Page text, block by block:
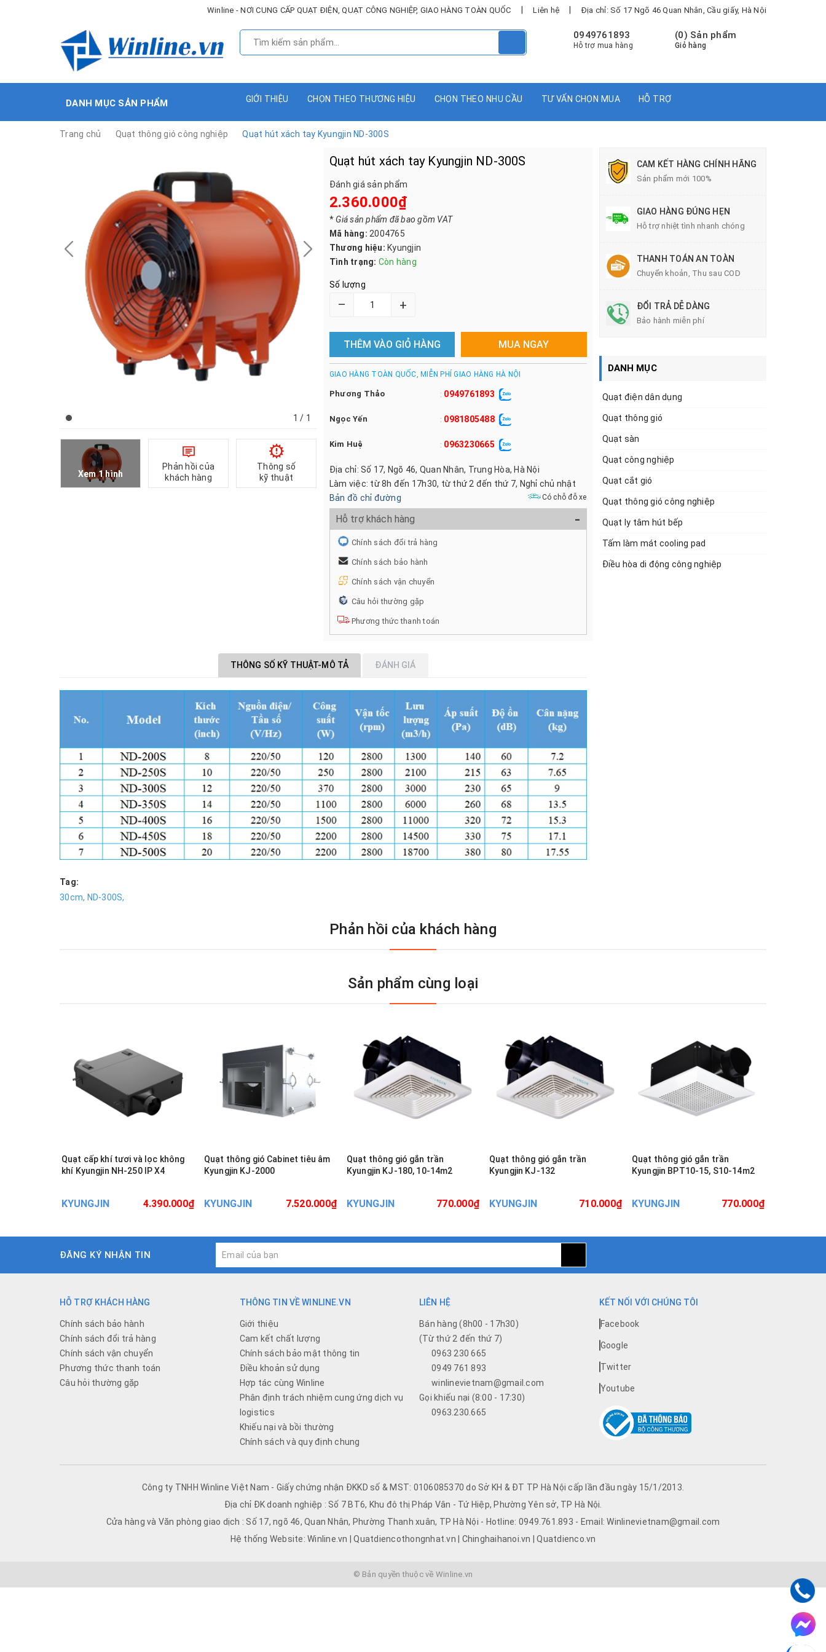
Winline - NƠI CUNG CẤP QUẠT ĐIỆN, QUẠT CÔNG NGHIỆP, GIAO HÀNG TOÀN QUỐC Liên hệ Địa chỉ: Số 17 Ngõ 46 Quan Nhân, Cầu giấy, Hà Nội
(0) Sản phẩm
Giỏ hàng
0949761893
Hỗ trợ mua hàng
DANH MỤC SẢN PHẨM GIỚI THIỆU CHỌN THEO THƯƠNG HIỆU CHỌN THEO NHU CẦU TƯ VẤN CHỌN MUA HỖ TRỢ
Trang chủ Quạt thông gió công nghiệp Quạt hút xách tay Kyungjin ND-300S
1 / 1
Xem 1 hình
Phản hồi của
khách hàng
Thông số
kỹ thuật
Quạt hút xách tay Kyungjin ND-300S
Đánh giá sản phẩm
2.360.000₫
*Giá sản phẩm đã bao gồm VAT
Mã hàng: 2004765
Thương hiệu: Kyungjin
Tình trạng: Còn hàng
Số lượng
– +
THÊM VÀO GIỎ HÀNG MUA NGAY
GIAO HÀNG TOÀN QUỐC, MIỄN PHÍ GIAO HÀNG HÀ NỘI
Phương Thảo : 0949761893
Ngọc Yến : 0981805488
Kim Huệ : 0963230665
Địa chỉ: Số 17, Ngõ 46, Quan Nhân, Trung Hòa, Hà Nội
Làm việc: từ 8h đến 17h30, từ thứ 2 đến thứ 7, Nghỉ chủ nhật
Bản đồ chỉ đường
Có chỗ đỗ xe
Hỗ trợ khách hàng -
Chính sách đổi trả hàng
Chính sách bảo hành
Chính sách vận chuyển
Câu hỏi thường gặp
Phương thức thanh toán
THÔNG SỐ KỸ THUẬT-MÔ TẢ ĐÁNH GIÁ
CAM KẾT HÀNG CHÍNH HÃNG
Sản phẩm mới 100%
GIAO HÀNG ĐÚNG HẸN
Hỗ trợ nhiệt tình nhanh chóng
THANH TOÁN AN TOÀN
Chuyển khoản, Thu sau COD
ĐỔI TRẢ DỄ DÀNG
Bảo hành miễn phí
DANH MỤC
Quạt điện dân dụng
Quạt thông gió
Quạt sàn
Quạt công nghiệp
Quạt cắt gió
Quạt thông gió công nghiệp
Quạt ly tâm hút bếp
Tấm làm mát cooling pad
Điều hòa di động công nghiệp
Tag:
30cm, ND-300S,
Phản hồi của khách hàng
Sản phẩm cùng loại
Quạt cấp khí tươi và lọc không
khí Kyungjin NH-250 IP X4
KYUNGJIN 4.390.000₫
Quạt thông gió Cabinet tiêu âm
Kyungjin KJ-2000
KYUNGJIN 7.520.000₫
Quạt thông gió gắn trần
Kyungjin KJ-180, 10-14m2
KYUNGJIN 770.000₫
Quạt thông gió gắn trần
Kyungjin KJ-132
KYUNGJIN 710.000₫
Quạt thông gió gắn trần
Kyungjin BPT10-15, S10-14m2
KYUNGJIN 770.000₫
ĐĂNG KÝ NHẬN TIN
HỖ TRỢ KHÁCH HÀNG
Chính sách bảo hành
Chính sách đổi trả hàng
Chính sách vận chuyển
Phương thức thanh toán
Câu hỏi thường gặp
THÔNG TIN VỀ WINLINE.VN
Giới thiệu
Cam kết chất lượng
Chính sách bảo mật thông tin
Điều khoản sử dụng
Hợp tác cùng Winline
Phân định trách nhiệm cung ứng dịch vụ
logistics
Khiếu nại và bồi thường
Chính sách và quy định chung
LIÊN HỆ
Bán hàng (8h00 - 17h30)
(Từ thứ 2 đến thứ 7)
0963 230 665
0949 761 893
winlinevietnam@gmail.com
Gọi khiếu nại (8:00 - 17:30)
0963.230.665
KẾT NỐI VỚI CHÚNG TÔI
Facebook
Google
Twitter
Youtube
Công ty TNHH Winline Việt Nam - Giấy chứng nhận ĐKKD số & MST: 0106085370 do Sở KH & ĐT TP Hà Nội cấp lần đầu ngày 15/1/2013.
Địa chỉ ĐK doanh nghiệp : Số 7 BT6, Khu đô thị Pháp Vân - Tứ Hiệp, Phường Yên sở, TP Hà Nội.
Cửa hàng và Văn phòng giao dịch : Số 17, ngõ 46, Quan Nhân, Phường Thanh xuân, TP Hà Nội - Hotline: 0949.761.893 - Email: Winlinevietnam@gmail.com
Hệ thống Website: Winline.vn | Quatdiencothongnhat.vn | Chinghaihanoi.vn | Quatdienco.vn
© Bản quyền thuộc về Winline.vn